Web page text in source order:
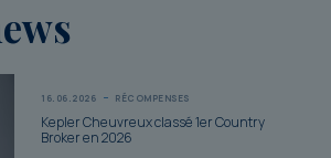
16.06.2026 RÉCOMPENSES
Kepler Cheuvreux classé 1er Country
Broker en 2026